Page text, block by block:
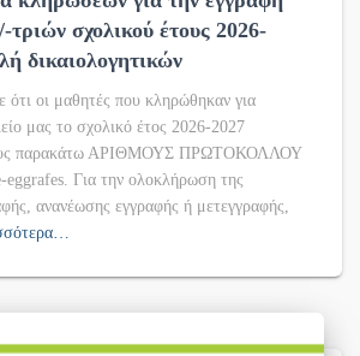
σχολικού έτους 2026-
δικαιολογητικών
ότι οι μαθητές που κληρώθηκαν για
μας το σχολικό έτος 2026-2027
παρακάτω ΑΡΙΘΜΟΥΣ ΠΡΩΤΟΚΟΛΛΟΥ
eggrafes. Για την ολοκλήρωση της
ανανέωσης εγγραφής ή μετεγγραφής,